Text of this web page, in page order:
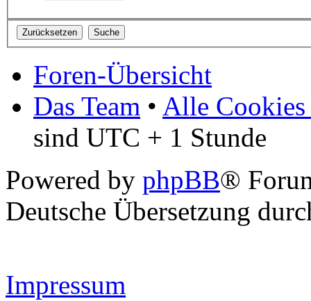
Foren-Übersicht
Das Team • Alle Cookies
sind UTC + 1 Stunde
Powered by phpBB®
Deutsche Übersetzung
Impressum